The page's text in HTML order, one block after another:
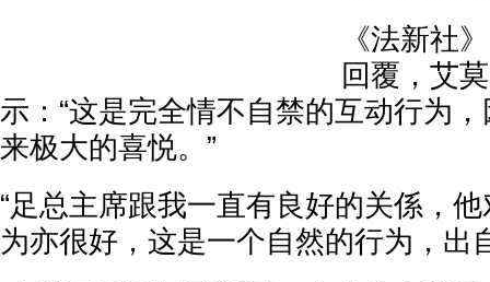
《法新社
回覆，艾
示：“这是完全情不自禁的互动行为
来极大的喜悦。”
“足总主席跟我一直有良好的关係，
为亦很好，这是一个自然的行为，出